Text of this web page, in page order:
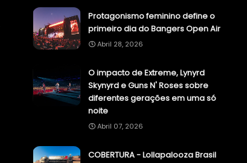
Protagonismo feminino define o
primeiro dia do Bangers Open Air
Abril 28, 2026
O impacto de Extreme, Lynyrd
Skynyrd e Guns N' Roses sobre
diferentes gerações em uma só
noite
Abril 07, 2026
COBERTURA - Lollapalooza Brasil